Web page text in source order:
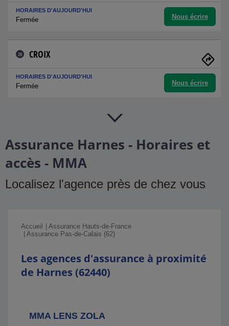
HORAIRES D'AUJOURD'HUI
Fermée Nous écrire
20 CROIX
HORAIRES D'AUJOURD'HUI
Fermée Nous écrire
Assurance Harnes - Horaires et
accès - MMA
Localisez l'agence près de chez vous
Accueil
Assurance Hauts-de-France
Assurance Pas-de-Calais (62)
Les agences d'assurance à proximité
de Harnes (62440)
MMA LENS ZOLA